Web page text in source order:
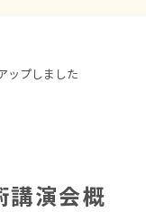
ップしました
演会概